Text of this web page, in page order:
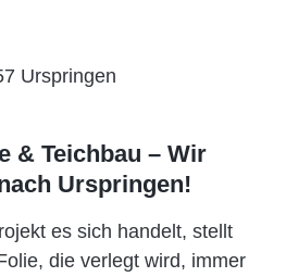
& Teichbau – Wir
Urspringen!
es sich handelt, stellt
die verlegt wird, immer